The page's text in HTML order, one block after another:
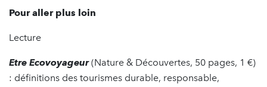
Pour aller plus loin
Lecture
Etre Ecovoyageur(Nature & Découvertes, 50 pages, 1 €)
: définitions des tourismes durable, responsable,